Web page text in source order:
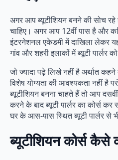
अगर आप ब्यूटीशियन बनने की सोच रहे
चाहिए। अगर आप 12वीं पास है और
इंटरनेशनल एकेडमी में दाखिला लेकर
गांव और शहरी इलाकों में ब्यूटी पार्लर
जो ज्यादा पढ़े लिखे नहीं है अर्थात
विशेष योग्यता की आवश्यकता नहीं है
ब्यूटीशियन बनना चाहते हैं तो आप
करने के बाद ब्यूटी पार्लर का कोर्स
घर के आस-पास स्थित ब्यूटी पार्लर से
ब्यूटीशियन कोर्स कैसे